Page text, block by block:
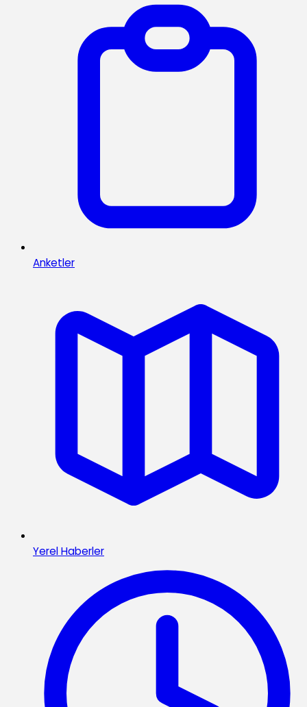
Anketler
Yerel Haberler